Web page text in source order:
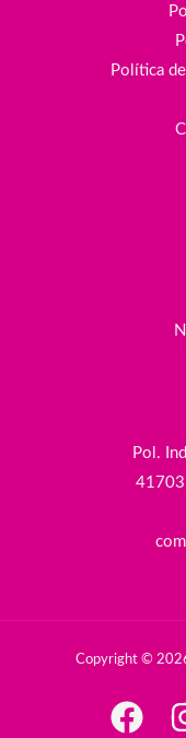
Política
Pol.
41703
Copyright ©